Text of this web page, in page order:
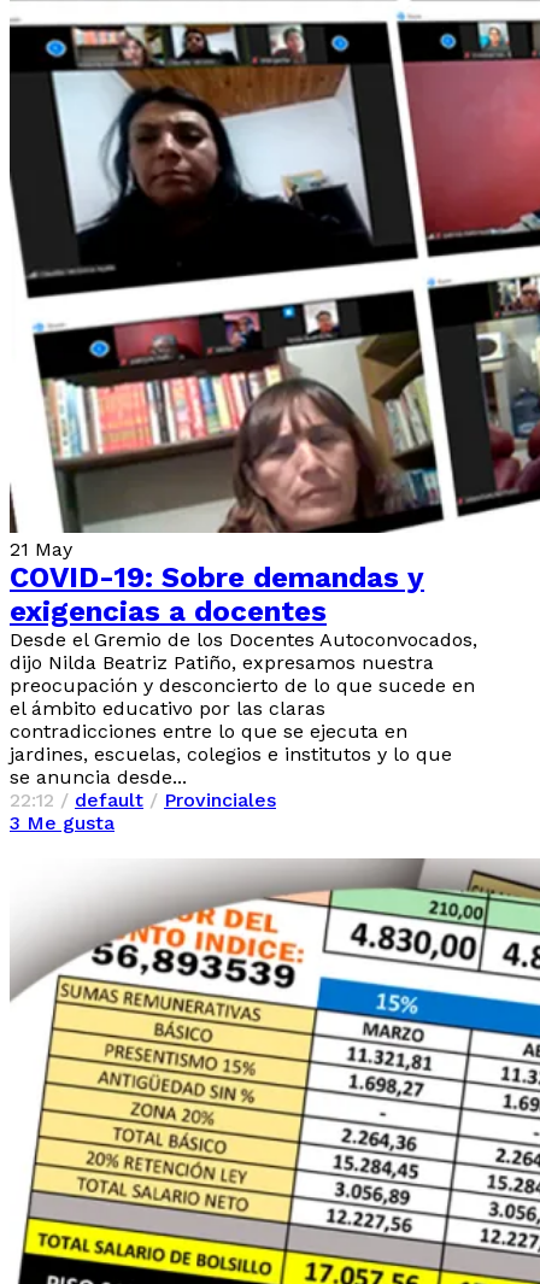
21 May
COVID-19: Sobre demandas y
exigencias a docentes
Desde el Gremio de los Docentes Autoconvocados,
dijo Nilda Beatriz Patiño, expresamos nuestra
preocupación y desconcierto de lo que sucede en
el ámbito educativo por las claras
contradicciones entre lo que se ejecuta en
jardines, escuelas, colegios e institutos y lo que
se anuncia desde...
22:12 / default / Provinciales
3 Me gusta